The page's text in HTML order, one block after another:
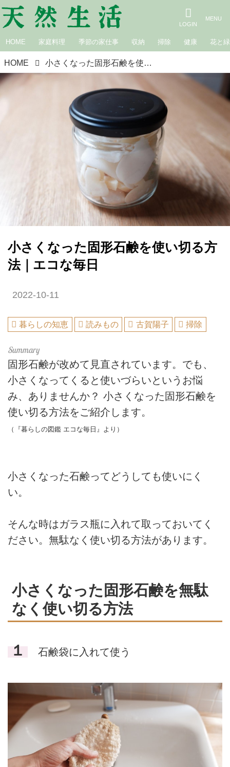
HOME 家庭料理 季節の家仕事 収納 掃除 健康 花と緑
HOME 小さくなった固形石鹸を使い切る方法｜エコな毎日
小さくなった固形石鹸を使い切る方
法｜エコな毎日
2022-10-11
暮らしの知恵 読みもの 古賀陽子 掃除
固形石鹸が改めて見直されています。でも、
小さくなってくると使いづらいというお悩
み、ありませんか？ 小さくなった固形石鹸を
使い切る方法をご紹介します。
（『暮らしの図鑑 エコな毎日』より）
小さくなった石鹸ってどうしても使いにく
い。
そんな時はガラス瓶に入れて取っておいてく
ださい。無駄なく使い切る方法があります。
小さくなった固形石鹸を無駄
なく使い切る方法
１ 石鹸袋に入れて使う